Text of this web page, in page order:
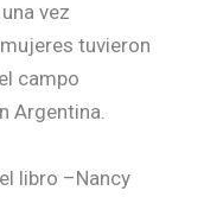
una vez
tuvieron
campo
Argentina.
libro –Nancy